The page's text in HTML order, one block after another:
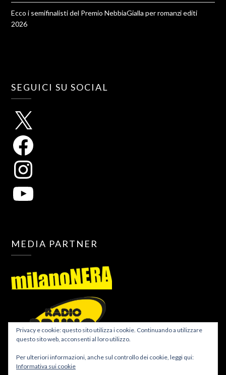
Ecco i semifinalisti del Premio NebbiaGialla per romanzi editi
2026
SEGUICI SU SOCIAL
MEDIA PARTNER
Privacy e cookie: questo sito utilizza i cookie. Continuando a utilizzare
questo sito web, acconsenti al loro utilizzo.
Per ulteriori informazioni, anche sul controllo dei cookie, leggi qui:
Informativa sui cookie